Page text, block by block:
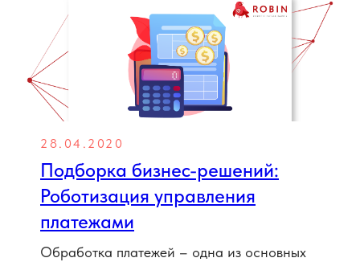
28.04.2020
Подборка бизнес-решений:
Роботизация управления
платежами
Обработка платежей – одна из основных